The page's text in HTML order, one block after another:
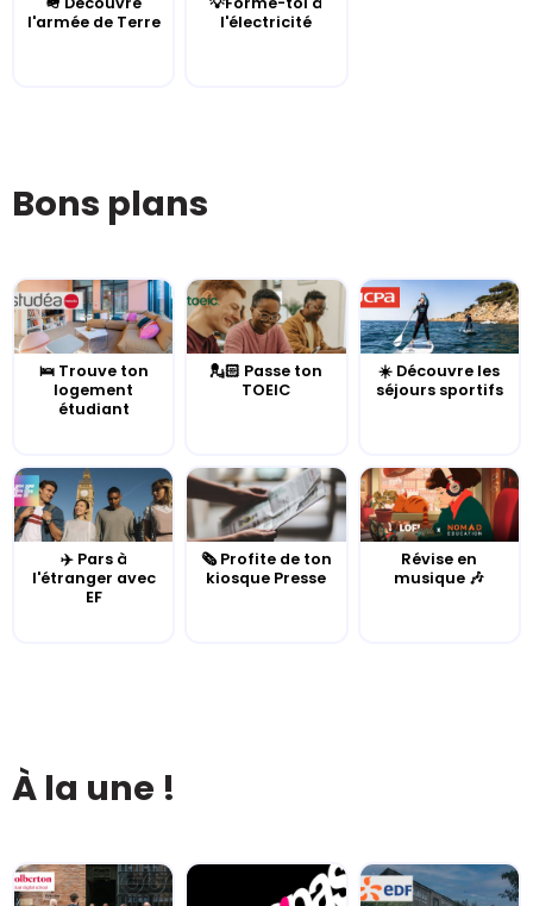
l'armée de Terre
l'électricité
Bons plans
🛌 Trouve ton
logement
étudiant
💂🏻 Passe ton
TOEIC
☀️ Découvre les
séjours sportifs
✈️ Pars à
l'étranger avec
EF
🗞️ Profite de ton
kiosque Presse
Révise en
musique 🎶
À la une !